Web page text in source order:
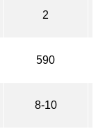
2
590
8-10